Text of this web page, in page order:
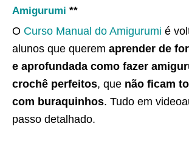
Amigurumi **
O Curso Manual do Amigurumi é
alunos que querem aprender de
e aprofundada como fazer
crochê perfeitos, que não ficam
com buraquinhos. Tudo em
passo detalhado.